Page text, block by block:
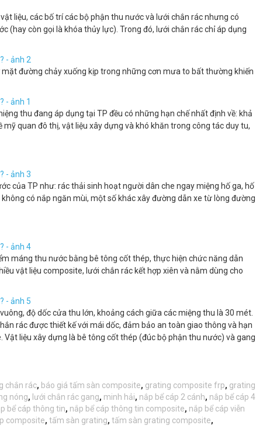
liệu, các bố trí các bộ phận thu nước và lưới chắn rác nhưng có
(hay còn gọi là khóa thủy lực). Trong đó, lưới chắn rác chỉ áp dụng
đường chảy xuống kịp trong những cơn mưa to bất thường khiến
thu đang áp dụng tại TP đều có những hạn chế nhất định về: khả
quan đô thị, vật liệu xây dựng và khó khăn trong công tác duy tu,
của TP như: rác thải sinh hoạt người dân che ngay miệng hố ga, hố
có nắp ngăn mùi, một số khác xây đường dẫn xe từ lòng đường
máng thu nước bằng bê tông cốt thép, thực hiện chức năng dẫn
vật liệu composite, lưới chắn rác kết hợp xiên và nằm dùng cho
độ dốc cửa thu lớn, khoảng cách giữa các miệng thu là 30 mét.
rác được thiết kế với mái dốc, đảm bảo an toàn giao thông và hạn
liệu xây dựng là bê tông cốt thép (đúc bộ phận thu nước) và gang
chắn rác, báo giá tấm sàn composite, grating composite frp, grating
nóng, lưới chắn rác gang, minh hải, nắp bể cáp 2 cánh, nắp bể cáp 4
bể cáp thông tin, nắp bể cáp thông tin composite, nắp bể cáp viễn
composite, tấm sàn grating, tấm sàn grating composite,